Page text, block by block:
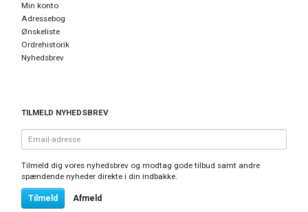
Min konto
Adressebog
Ønskeliste
Ordrehistorik
Nyhedsbrev
TILMELD NYHEDSBREV
adresse
Tilmeld dig vores nyhedsbrev og modtag gode tilbud samt andre
spændende nyheder direkte i din indbakke.
Tilmeld Afmeld